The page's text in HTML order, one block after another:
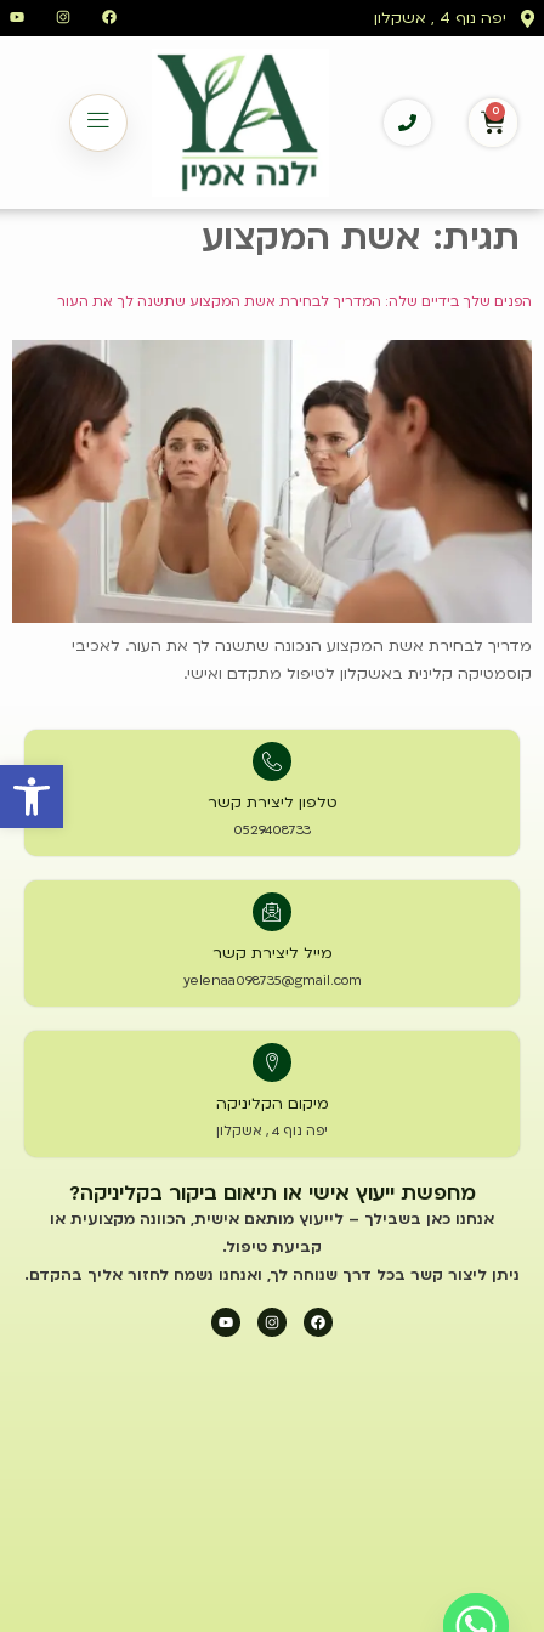
פתח
לתוכן יפה נוף 4 , אשקלון
0
תגית: אשת המקצוע
הפנים שלך בידיים שלה: המדריך לבחירת אשת המקצוע שתשנה לך את העור
מדריך לבחירת אשת המקצוע הנכונה שתשנה לך את העור. לאכיבי
קוסמטיקה קלינית באשקלון לטיפול מתקדם ואישי.
טלפון ליצירת קשר
0529408733
מייל ליצירת קשר
yelenaa098735@gmail.com
מיקום הקליניקה
יפה נוף 4 , אשקלון
מחפשת ייעוץ אישי או תיאום ביקור בקליניקה?
אנחנו כאן בשבילך – לייעוץ מותאם אישית, הכוונה מקצועית או
קביעת טיפול.
ניתן ליצור קשר בכל דרך שנוחה לך, ואנחנו נשמח לחזור אליך בהקדם.